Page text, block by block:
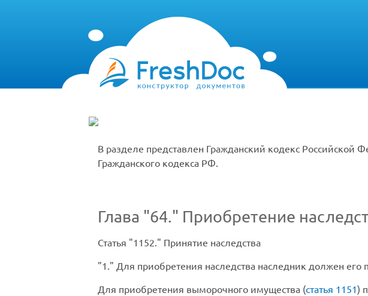
В разделе представлен Гражданский кодекс Российской
Гражданского кодекса РФ.
Глава 64. Приобретение
Статья 1152.
Принятие наследства
1.
Для приобретения наследства наследник должен его
Для приобретения выморочного имущества (статья 1151)